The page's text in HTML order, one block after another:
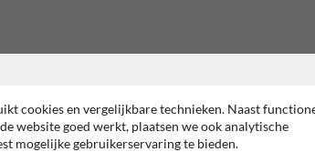
cookies en vergelijkbare technieken. Naast
website goed werkt, plaatsen we ook analytische
mogelijke gebruikerservaring te bieden.